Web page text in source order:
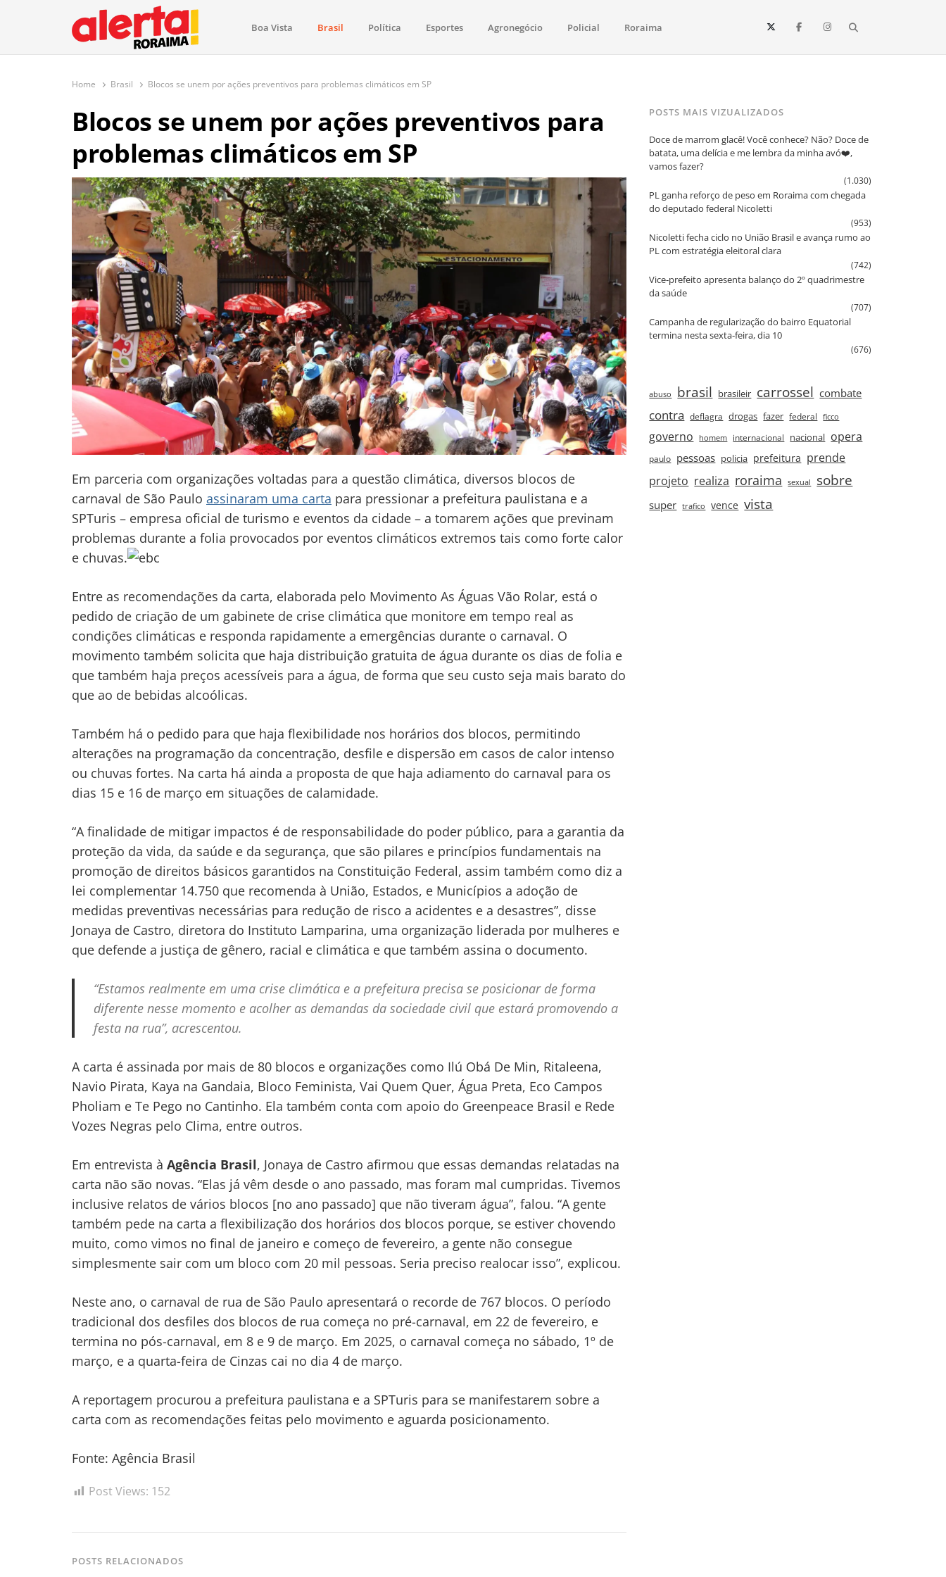
O maior portal de notícias de Roraima
O Alerta Roraima é seu portal de notícias completo sobre política, saúde, esportes, economia e os principais acontecimentos de Boa Vista e todo o estado de Roraima. Fique sempre informado
Boa Vista Brasil Política Esportes Agronegócio Policial Roraima
Home Brasil Blocos se unem por ações preventivos para problemas climáticos em SP
Blocos se unem por ações preventivos para
problemas climáticos em SP
Em parceria com organizações voltadas para a questão climática, diversos blocos de
carnaval de São Paulo assinaram uma carta para pressionar a prefeitura paulistana e a
SPTuris – empresa oficial de turismo e eventos da cidade – a tomarem ações que previnam
problemas durante a folia provocados por eventos climáticos extremos tais como forte calor
e chuvas.
Entre as recomendações da carta, elaborada pelo Movimento As Águas Vão Rolar, está o
pedido de criação de um gabinete de crise climática que monitore em tempo real as
condições climáticas e responda rapidamente a emergências durante o carnaval. O
movimento também solicita que haja distribuição gratuita de água durante os dias de folia e
que também haja preços acessíveis para a água, de forma que seu custo seja mais barato do
que ao de bebidas alcoólicas.
Também há o pedido para que haja flexibilidade nos horários dos blocos, permitindo
alterações na programação da concentração, desfile e dispersão em casos de calor intenso
ou chuvas fortes. Na carta há ainda a proposta de que haja adiamento do carnaval para os
dias 15 e 16 de março em situações de calamidade.
“A finalidade de mitigar impactos é de responsabilidade do poder público, para a garantia da
proteção da vida, da saúde e da segurança, que são pilares e princípios fundamentais na
promoção de direitos básicos garantidos na Constituição Federal, assim também como diz a
lei complementar 14.750 que recomenda à União, Estados, e Municípios a adoção de
medidas preventivas necessárias para redução de risco a acidentes e a desastres”, disse
Jonaya de Castro, diretora do Instituto Lamparina, uma organização liderada por mulheres e
que defende a justiça de gênero, racial e climática e que também assina o documento.
“Estamos realmente em uma crise climática e a prefeitura precisa se posicionar de forma
diferente nesse momento e acolher as demandas da sociedade civil que estará promovendo a
festa na rua”, acrescentou.
A carta é assinada por mais de 80 blocos e organizações como Ilú Obá De Min, Ritaleena,
Navio Pirata, Kaya na Gandaia, Bloco Feminista, Vai Quem Quer, Água Preta, Eco Campos
Pholiam e Te Pego no Cantinho. Ela também conta com apoio do Greenpeace Brasil e Rede
Vozes Negras pelo Clima, entre outros.
Em entrevista à Agência Brasil, Jonaya de Castro afirmou que essas demandas relatadas na
carta não são novas. “Elas já vêm desde o ano passado, mas foram mal cumpridas. Tivemos
inclusive relatos de vários blocos [no ano passado] que não tiveram água”, falou. “A gente
também pede na carta a flexibilização dos horários dos blocos porque, se estiver chovendo
muito, como vimos no final de janeiro e começo de fevereiro, a gente não consegue
simplesmente sair com um bloco com 20 mil pessoas. Seria preciso realocar isso”, explicou.
Neste ano, o carnaval de rua de São Paulo apresentará o recorde de 767 blocos. O período
tradicional dos desfiles dos blocos de rua começa no pré-carnaval, em 22 de fevereiro, e
termina no pós-carnaval, em 8 e 9 de março. Em 2025, o carnaval começa no sábado, 1º de
março, e a quarta-feira de Cinzas cai no dia 4 de março.
A reportagem procurou a prefeitura paulistana e a SPTuris para se manifestarem sobre a
carta com as recomendações feitas pelo movimento e aguarda posicionamento.
Fonte: Agência Brasil
Post Views: 152
POSTS RELACIONADOS
POSTS MAIS VIZUALIZADOS
Doce de marrom glacê! Você conhece? Não? Doce de
batata, uma delícia e me lembra da minha avó❤️,
vamos fazer?
(1.030)
PL ganha reforço de peso em Roraima com chegada
do deputado federal Nicoletti
(953)
Nicoletti fecha ciclo no União Brasil e avança rumo ao
PL com estratégia eleitoral clara
(742)
Vice‑prefeito apresenta balanço do 2º quadrimestre
da saúde
(707)
Campanha de regularização do bairro Equatorial
termina nesta sexta‑feira, dia 10
(676)
abuso brasil brasileir carrossel combate
contra deflagra drogas fazer federal ficco
governo homem internacional nacional opera
paulo pessoas policia prefeitura prende
projeto realiza roraima sexual sobre
super trafico vence vista